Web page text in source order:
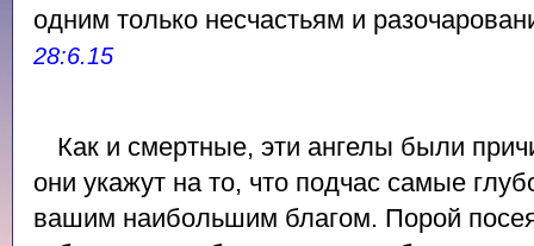
одним только несчастьям и
28:6.15
Как и смертные, эти ангелы были
они укажут на то, что подчас самые
вашим наибольшим благом. Порой